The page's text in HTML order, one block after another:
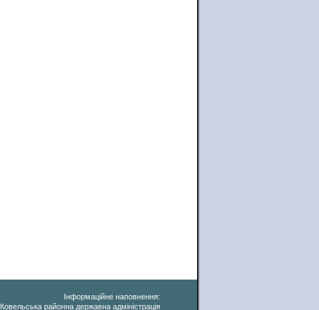
Інформаційне наповнення:
Ковельська районна державна адміністрація